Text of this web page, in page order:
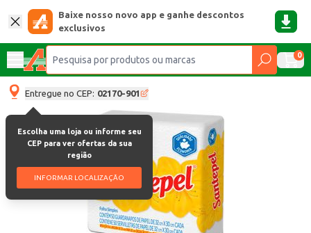
Baixe nosso novo app e ganhe descontos
exclusivos
0
Entregue no CEP: 02170-901
Escolha uma loja ou informe seu
CEP para ver ofertas da sua
região
INFORMAR LOCALIZAÇÃO